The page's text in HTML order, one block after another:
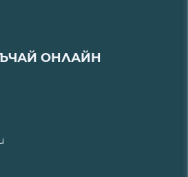
ОНЛАЙН